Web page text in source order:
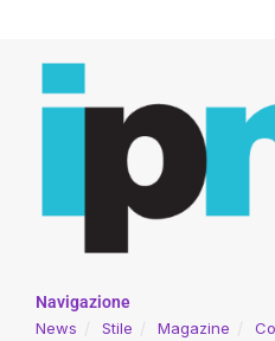
Navigazione
News
Stile Magazine